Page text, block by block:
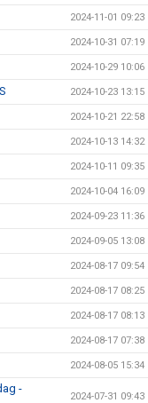
2024-11-01 09:23
2024-10-31 07:19
2024-10-29 10:06
2024-10-23 13:15
2024-10-21 22:58
2024-10-13 14:32
2024-10-11 09:35
2024-10-04 16:09
2024-09-23 11:36
2024-09-05 13:08
2024-08-17 09:54
2024-08-17 08:25
2024-08-17 08:13
2024-08-17 07:38
2024-08-05 15:34
-
2024-07-31 09:43